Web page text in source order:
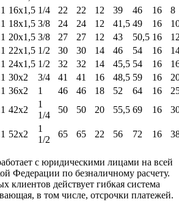
16x1,5 1/4 22 22 12 39 46 16
8
18x1,5 3/8 24 24 12 41,5 49 16
20x1,5 3/8 27 27 12 43 50,5 16
22x1,5 1/2 30 30 14 46 54 16
24x1,5 1/2 32 32 14 45,5 54 16
30x2 3/4 41 41 16 48,5 59 16
36x2 1 46 46 18 52 64 16
42x2
1
1/4
50 50 20 55,5 69 16
52x2
1
1/2
65 65 22 56 72 16
с юридическими лицами на всей
Федерации по безналичному расчету.
клиентов действует гибкая система
в том числе, отсрочки платежей.